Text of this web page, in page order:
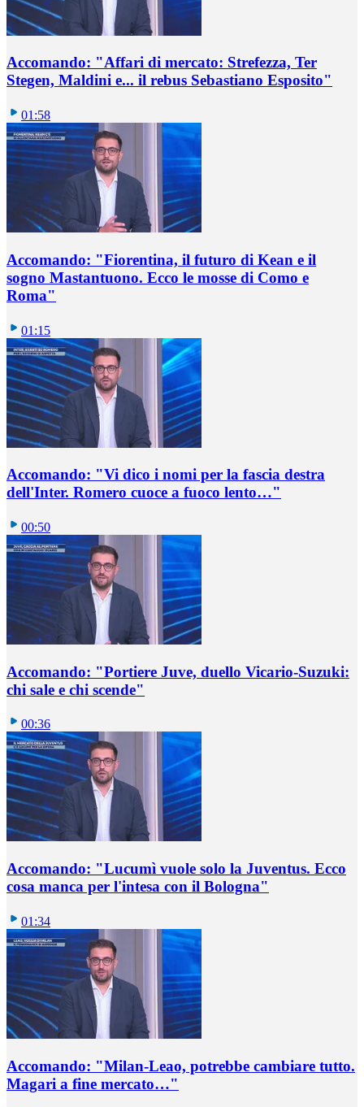
Accomando: "Affari di mercato: Strefezza, Ter
Stegen, Maldini e... il rebus Sebastiano Esposito"
01:58
Accomando: "Fiorentina, il futuro di Kean e il
sogno Mastantuono. Ecco le mosse di Como e
Roma"
01:15
Accomando: "Vi dico i nomi per la fascia destra
dell'Inter. Romero cuoce a fuoco lento…"
00:50
Accomando: "Portiere Juve, duello Vicario-Suzuki:
chi sale e chi scende"
00:36
Accomando: "Lucumì vuole solo la Juventus. Ecco
cosa manca per l'intesa con il Bologna"
01:34
Accomando: "Milan-Leao, potrebbe cambiare tutto.
Magari a fine mercato…"